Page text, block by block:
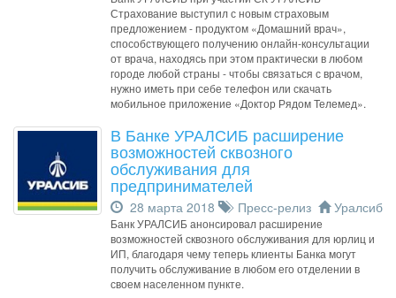
Страхование выступил с новым страховым
предложением - продуктом «Домашний врач»,
способствующего получению онлайн-консультации
от врача, находясь при этом практически в любом
городе любой страны - чтобы связаться с врачом,
нужно иметь при себе телефон или скачать
мобильное приложение «Доктор Рядом Телемед».
В Банке УРАЛСИБ расширение
возможностей сквозного
обслуживания для
предпринимателей
28 марта 2018 Пресс-релиз Уралсиб
Банк УРАЛСИБ анонсировал расширение
возможностей сквозного обслуживания для юрлиц и
ИП, благодаря чему теперь клиенты Банка могут
получить обслуживание в любом его отделении в
своем населенном пункте.